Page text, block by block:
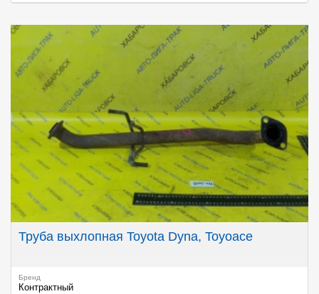
Труба выхлопная Toyota Dyna, Toyoace
Бренд
Контрактный